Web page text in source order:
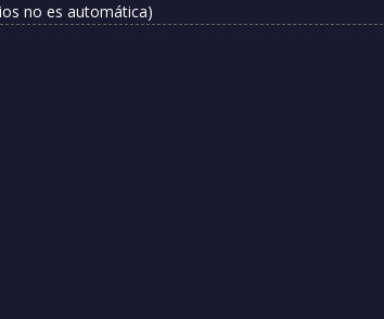
no es automática)